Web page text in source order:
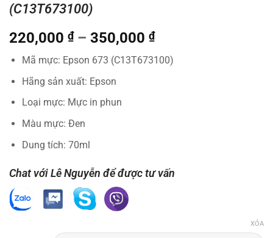
(C13T673100)
220,000 ₫ – 350,000 ₫Khoảng
giá:
từ
Mã mực: Epson 673 (C13T673100)
Hãng sản xuất: Epson
Loại mực: Mực in phun
Màu mực: Đen
Dung tích: 70ml
Chat với Lê Nguyễn để được tư vấn
XÓA